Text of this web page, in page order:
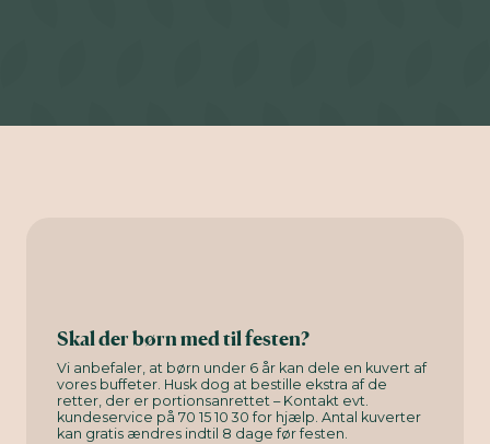
Skal der børn med til festen?
Vi anbefaler, at børn under 6 år kan dele en kuvert af
vores buffeter. Husk dog at bestille ekstra af de
retter, der er portionsanrettet – Kontakt evt.
kundeservice på 70 15 10 30 for hjælp. Antal kuverter
kan gratis ændres indtil 8 dage før festen.